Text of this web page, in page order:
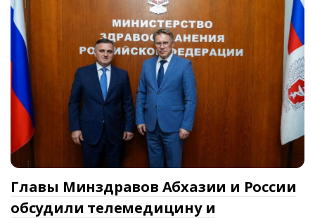
Главы Минздравов Абхазии и России
обсудили телемедицину и